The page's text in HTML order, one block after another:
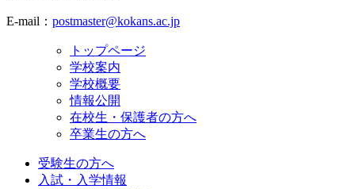
E-mail： postmaster@kokans.ac.jp
トップページ
学校案内
学校概要
情報公開
在校生・保護者の方へ
卒業生の方へ
受験生の方へ
入試・入学情報